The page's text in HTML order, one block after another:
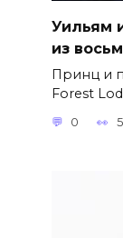
Уильям
из
Принц и
Forest
0